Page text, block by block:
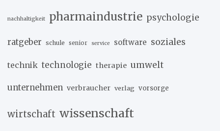
nachhaltigkeit pharmaindustrie psychologie
ratgeber schule senior service software soziales
technik technologie therapie umwelt
unternehmen verbraucher verlag vorsorge
wirtschaft wissenschaft